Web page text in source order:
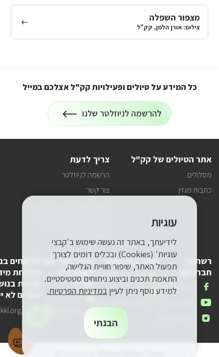
מצפור השפלה
צילום: אורן הלמן, קק"ל
הרשמה
לניוזלטר
כל המידע על טיולים ופעילויות קק"ל אצלכם במייל
להרשמה לניוזלטר שלנו
על
כל
ופעילויות
אתר הטיולים של קק"ל
מסלולים
כתבות מגזין
צריך לדעת
הרשמה לניוזלטר
צור קשר
רשתות
חברתיות
FACEBOOK
אנחנו
בפייסבוק
אנחנו
ביוטיוב
אנחנו
פרטי התקשרות
טלפון1-800-250-250
דואר pneyot-
יצירת קשר עם
לשכת יו"ר
קק"ל
אלקטרוני
שלנו
לדיווחים
אבטחת
(פניות
אחרים לא
עוגיות
לידיעתך, באתר זה נעשה שימוש ב'קבצי
עוגיות' (Cookies) ובכלים דומים לצורך
תפעול האתר, שיפור חוויית הגלישה,
התאמת תכנים וביצוע ניתוחים סטטיסטיים.
למידע נוסף ניתן לעיין במדיניות הפרטיות.
הבנתי